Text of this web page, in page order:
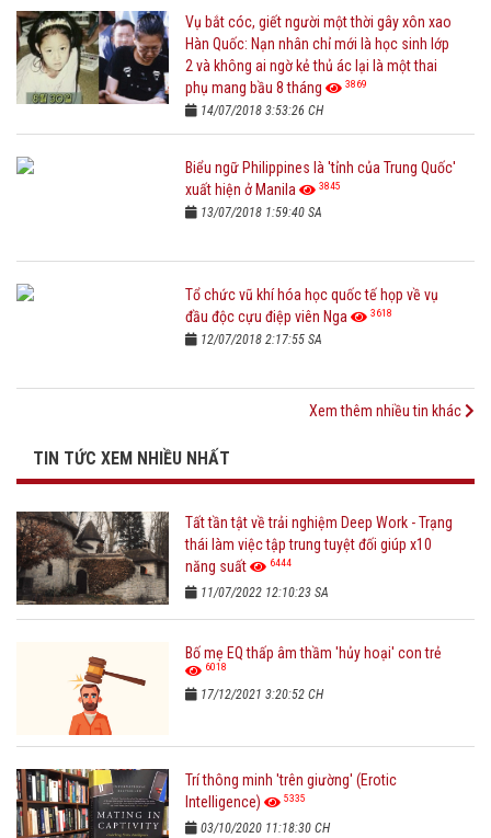
Vụ bắt cóc, giết người một thời gây xôn xao
Hàn Quốc: Nạn nhân chỉ mới là học sinh lớp
2 và không ai ngờ kẻ thủ ác lại là một thai
phụ mang bầu 8 tháng
3869
14/07/2018 3:53:26 CH
Biểu ngữ Philippines là 'tỉnh của Trung Quốc'
xuất hiện ở Manila
3845
13/07/2018 1:59:40 SA
Tổ chức vũ khí hóa học quốc tế họp về vụ
đầu độc cựu điệp viên Nga
3618
12/07/2018 2:17:55 SA
Xem thêm nhiều tin khác
TIN TỨC XEM NHIỀU NHẤT
Tất tần tật về trải nghiệm Deep Work - Trạng
thái làm việc tập trung tuyệt đối giúp x10
năng suất
6444
11/07/2022 12:10:23 SA
Bố mẹ EQ thấp âm thầm 'hủy hoại' con trẻ
6018
17/12/2021 3:20:52 CH
Trí thông minh 'trên giường' (Erotic
Intelligence)
5335
03/10/2020 11:18:30 CH